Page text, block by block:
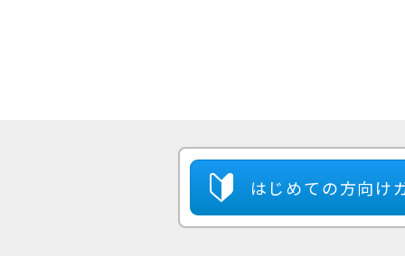
はじめての方向け